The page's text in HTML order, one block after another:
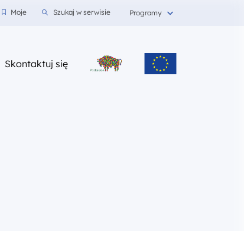
Moje
wnioski Szukaj w serwisie Programy
Skontaktuj sięz nami